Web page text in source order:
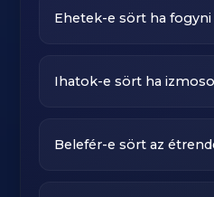
Ehetek-e sört ha fogyni
Ihatok-e sört ha
Belefér-e sört az